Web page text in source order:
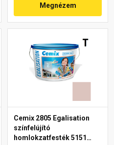
Megnézem
Cemix 2805 Egalisation
színfelújító
homlokzatfesték 5151